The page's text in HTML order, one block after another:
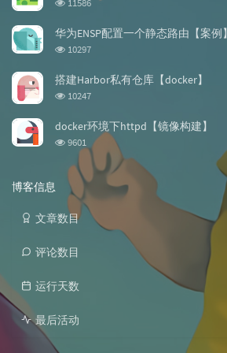
次
数:
华为ENSP配置一个静态路由【案例】
浏
次
数:
10297
搭建Harbor私有仓库【docker】
浏
次
10247
docker环境下httpd【镜像构建】
浏
次
数:
9601
博客信息
文章数目
评论数目
运行天数
最后活动